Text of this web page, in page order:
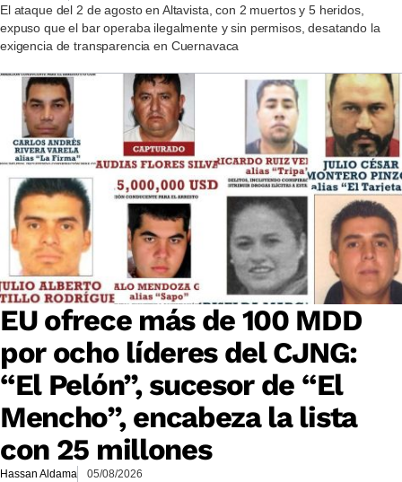
El ataque del 2 de agosto en Altavista, con 2 muertos y 5 heridos,
expuso que el bar operaba ilegalmente y sin permisos, desatando la
exigencia de transparencia en Cuernavaca
EU ofrece más de 100 MDD
por ocho líderes del CJNG:
“El Pelón”, sucesor de “El
Mencho”, encabeza la lista
con 25 millones
Hassan Aldama 05/08/2026